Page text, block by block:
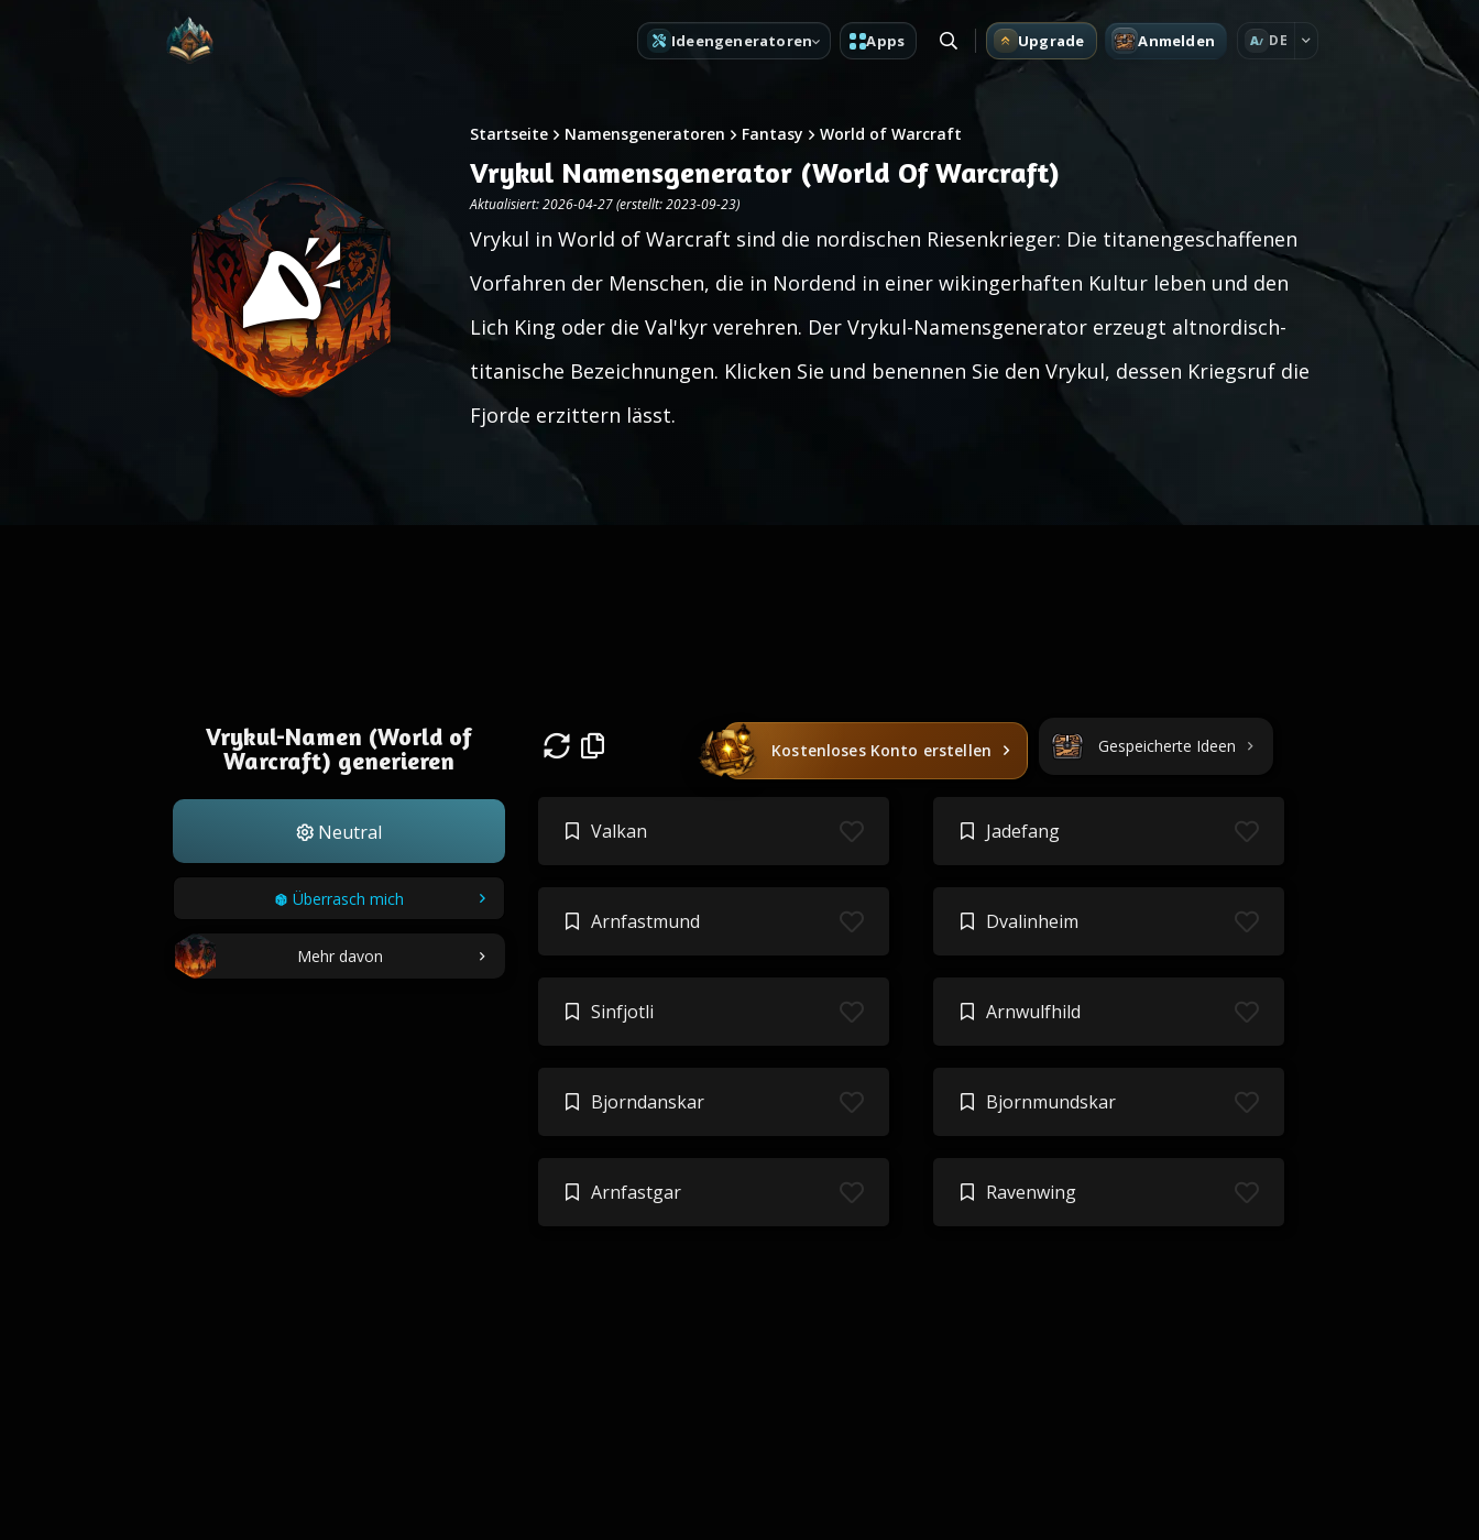
Ideengeneratoren Apps Upgrade Anmelden A DE
Startseite Namensgeneratoren Fantasy World of Warcraft
Vrykul Namensgenerator (World Of Warcraft)
Aktualisiert: 2026-04-27 (erstellt: 2023-09-23)
Vrykul in World of Warcraft sind die nordischen Riesenkrieger: Die titanengeschaffenen
Vorfahren der Menschen, die in Nordend in einer wikingerhaften Kultur leben und den
Lich King oder die Val'kyr verehren. Der Vrykul-Namensgenerator erzeugt altnordisch-
titanische Bezeichnungen. Klicken Sie und benennen Sie den Vrykul, dessen Kriegsruf die
Fjorde erzittern lässt.
Vrykul-Namen (World of
Warcraft) generieren
Neutral
Überrasch mich
Mehr davon
Kostenloses Konto erstellen Gespeicherte Ideen
Valkan Jadefang
Arnfastmund Dvalinheim
Sinfjotli Arnwulfhild
Bjorndanskar Bjornmundskar
Arnfastgar Ravenwing